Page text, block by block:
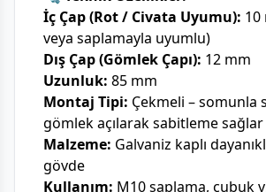
İç Çap (Rot / Civata Uyumu): 10
veya saplamayla uyumlu)
Dış Çap (Gömlek Çapı): 12 mm
Uzunluk: 85 mm
Montaj Tipi: Çekmeli – somunla
gömlek açılarak sabitleme sağlar
Malzeme: Galvaniz kaplı
gövde
Kullanım: M10 saplama, çubuk